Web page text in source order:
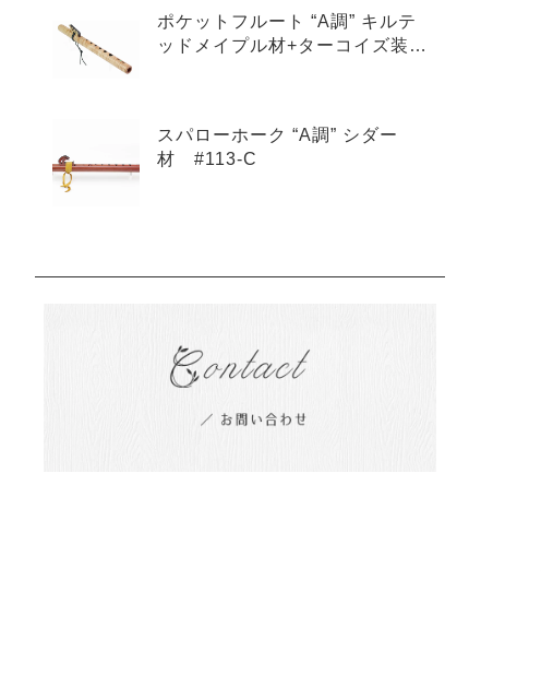
ポケットフルート “A調” キルテ
ッドメイプル材+ターコイズ装
スパローホーク “A調” シダー
材 #113-C